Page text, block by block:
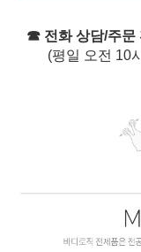
☎ 전화 상담/주문
(평일 오전 10시